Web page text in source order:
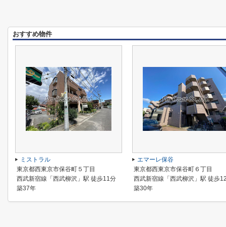
おすすめ物件
ミストラル
東京都西東京市保谷町５丁目
西武新宿線「西武柳沢」駅 徒歩11分
築37年
エマーレ保谷
東京都西東京市保谷町６丁目
西武新宿線「西武柳沢」駅 徒歩
築30年